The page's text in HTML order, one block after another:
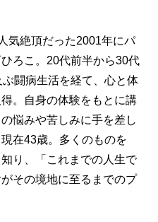
気絶頂だった2001年にパ
ろこ。20代前半から30代
闘病生活を経て、心と体
。自身の体験をもとに講
悩みや苦しみに手を差し
在43歳。多くのものを
り、「これまでの人生で
その境地に至るまでのプ